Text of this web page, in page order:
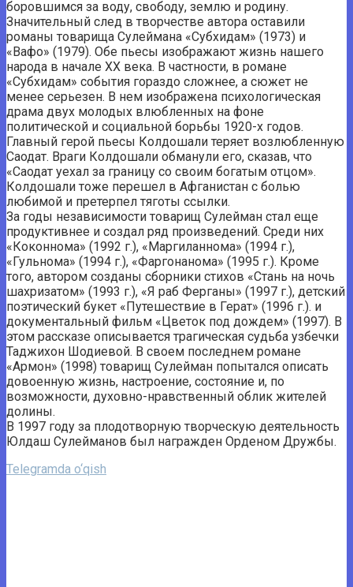
боровшимся за воду, свободу, землю и родину.
Значительный след в творчестве автора оставили
романы товарища Сулеймана «Субхидам» (1973) и
«Вафо» (1979). Обе пьесы изображают жизнь нашего
народа в начале ХХ века. В частности, в романе
«Субхидам» события гораздо сложнее, а сюжет не
менее серьезен. В нем изображена психологическая
драма двух молодых влюбленных на фоне
политической и социальной борьбы 1920-х годов.
Главный герой пьесы Колдошали теряет возлюбленную
Саодат. Враги Колдошали обманули его, сказав, что
«Саодат уехал за границу со своим богатым отцом».
Колдошали тоже перешел в Афганистан с болью
любимой и претерпел тяготы ссылки.
За годы независимости товарищ Сулейман стал еще
продуктивнее и создал ряд произведений. Среди них
«Коконнома» (1992 г.), «Маргиланнома» (1994 г.),
«Гульнома» (1994 г.), «Фаргонанома» (1995 г.). Кроме
того, автором созданы сборники стихов «Стань на ночь
шахризатом» (1993 г.), «Я раб Ферганы» (1997 г.), детский
поэтический букет «Путешествие в Герат» (1996 г.). и
документальный фильм «Цветок под дождем» (1997). В
этом рассказе описывается трагическая судьба узбечки
Таджихон Шодиевой. В своем последнем романе
«Армон» (1998) товарищ Сулейман попытался описать
довоенную жизнь, настроение, состояние и, по
возможности, духовно-нравственный облик жителей
долины.
В 1997 году за плодотворную творческую деятельность
Юлдаш Сулейманов был награжден Орденом Дружбы.
Telegramda o‘qish